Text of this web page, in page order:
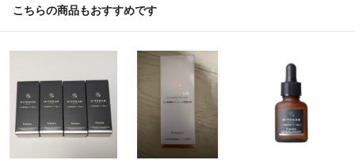
こちらの商品もおすすめです